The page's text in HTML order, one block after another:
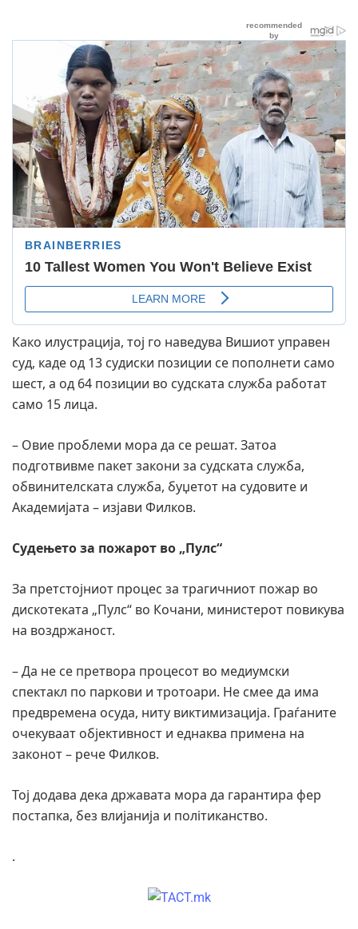
Како илустрација, тој го наведува Вишиот управен
суд, каде од 13 судиски позиции се пополнети само
шест, а од 64 позиции во судската служба работат
само 15 лица.
– Овие проблеми мора да се решат. Затоа
подготвивме пакет закони за судската служба,
обвинителската служба, буџетот на судовите и
Академијата – изјави Филков.
Судењето за пожарот во „Пулс“
За претстојниот процес за трагичниот пожар во
дискотеката „Пулс“ во Кочани, министерот повикува
на воздржаност.
– Да не се претвора процесот во медиумски
спектакл по паркови и тротоари. Не смее да има
предвремена осуда, ниту виктимизација. Граѓаните
очекуваат објективност и еднаква примена на
законот – рече Филков.
Тој додава дека државата мора да гарантира фер
постапка, без влијанија и політикaнство.
.